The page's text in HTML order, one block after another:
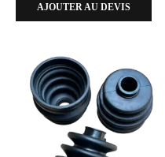
AJOUTER AU DEVIS